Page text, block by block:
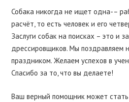
Собака никогда не ищет одна-–
расчёт, то есть человек и его
Заслуги собак на поисках – это и
дрессировщиков. Мы поздравляем
праздником. Желаем успехов в
Спасибо за то, что вы делаете!
Ваш верный помощник может